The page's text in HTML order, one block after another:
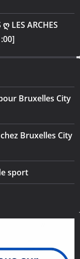
LES ARCHES
Bruxelles City
Bruxelles City
sport